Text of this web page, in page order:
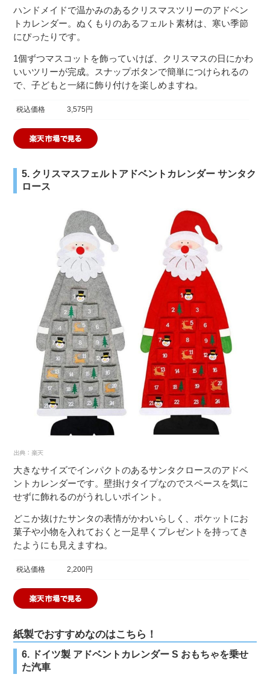
ハンドメイドで温かみのあるクリスマスツリーのアドベン
トカレンダー。ぬくもりのあるフェルト素材は、寒い季節
にぴったりです。
1個ずつマスコットを飾っていけば、クリスマスの日にかわ
いいツリーが完成。スナップボタンで簡単につけられるの
で、子どもと一緒に飾り付けを楽しめますね。
税込価格 3,575円
5. クリスマスフェルトアドベントカレンダー サンタク
ロース
大きなサイズでインパクトのあるサンタクロースのアドベ
ントカレンダーです。壁掛けタイプなのでスペースを気に
せずに飾れるのがうれしいポイント。
どこか抜けたサンタの表情がかわいらしく、ポケットにお
菓子や小物を入れておくと一足早くプレゼントを持ってき
たようにも見えますね。
税込価格 2,200円
紙製でおすすめなのはこちら！
6. ドイツ製 アドベントカレンダー S おもちゃを乗せ
た汽車